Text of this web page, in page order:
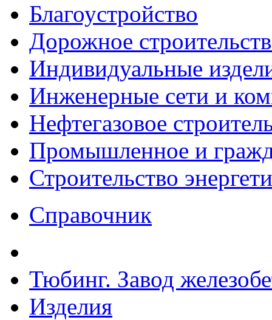
Благоустройство
Дорожное
Индивидуальные
Инженерные сети и
Нефтегазовое
Промышленное и
Строительство
Справочник
Тюбинг. Завод
Изделия